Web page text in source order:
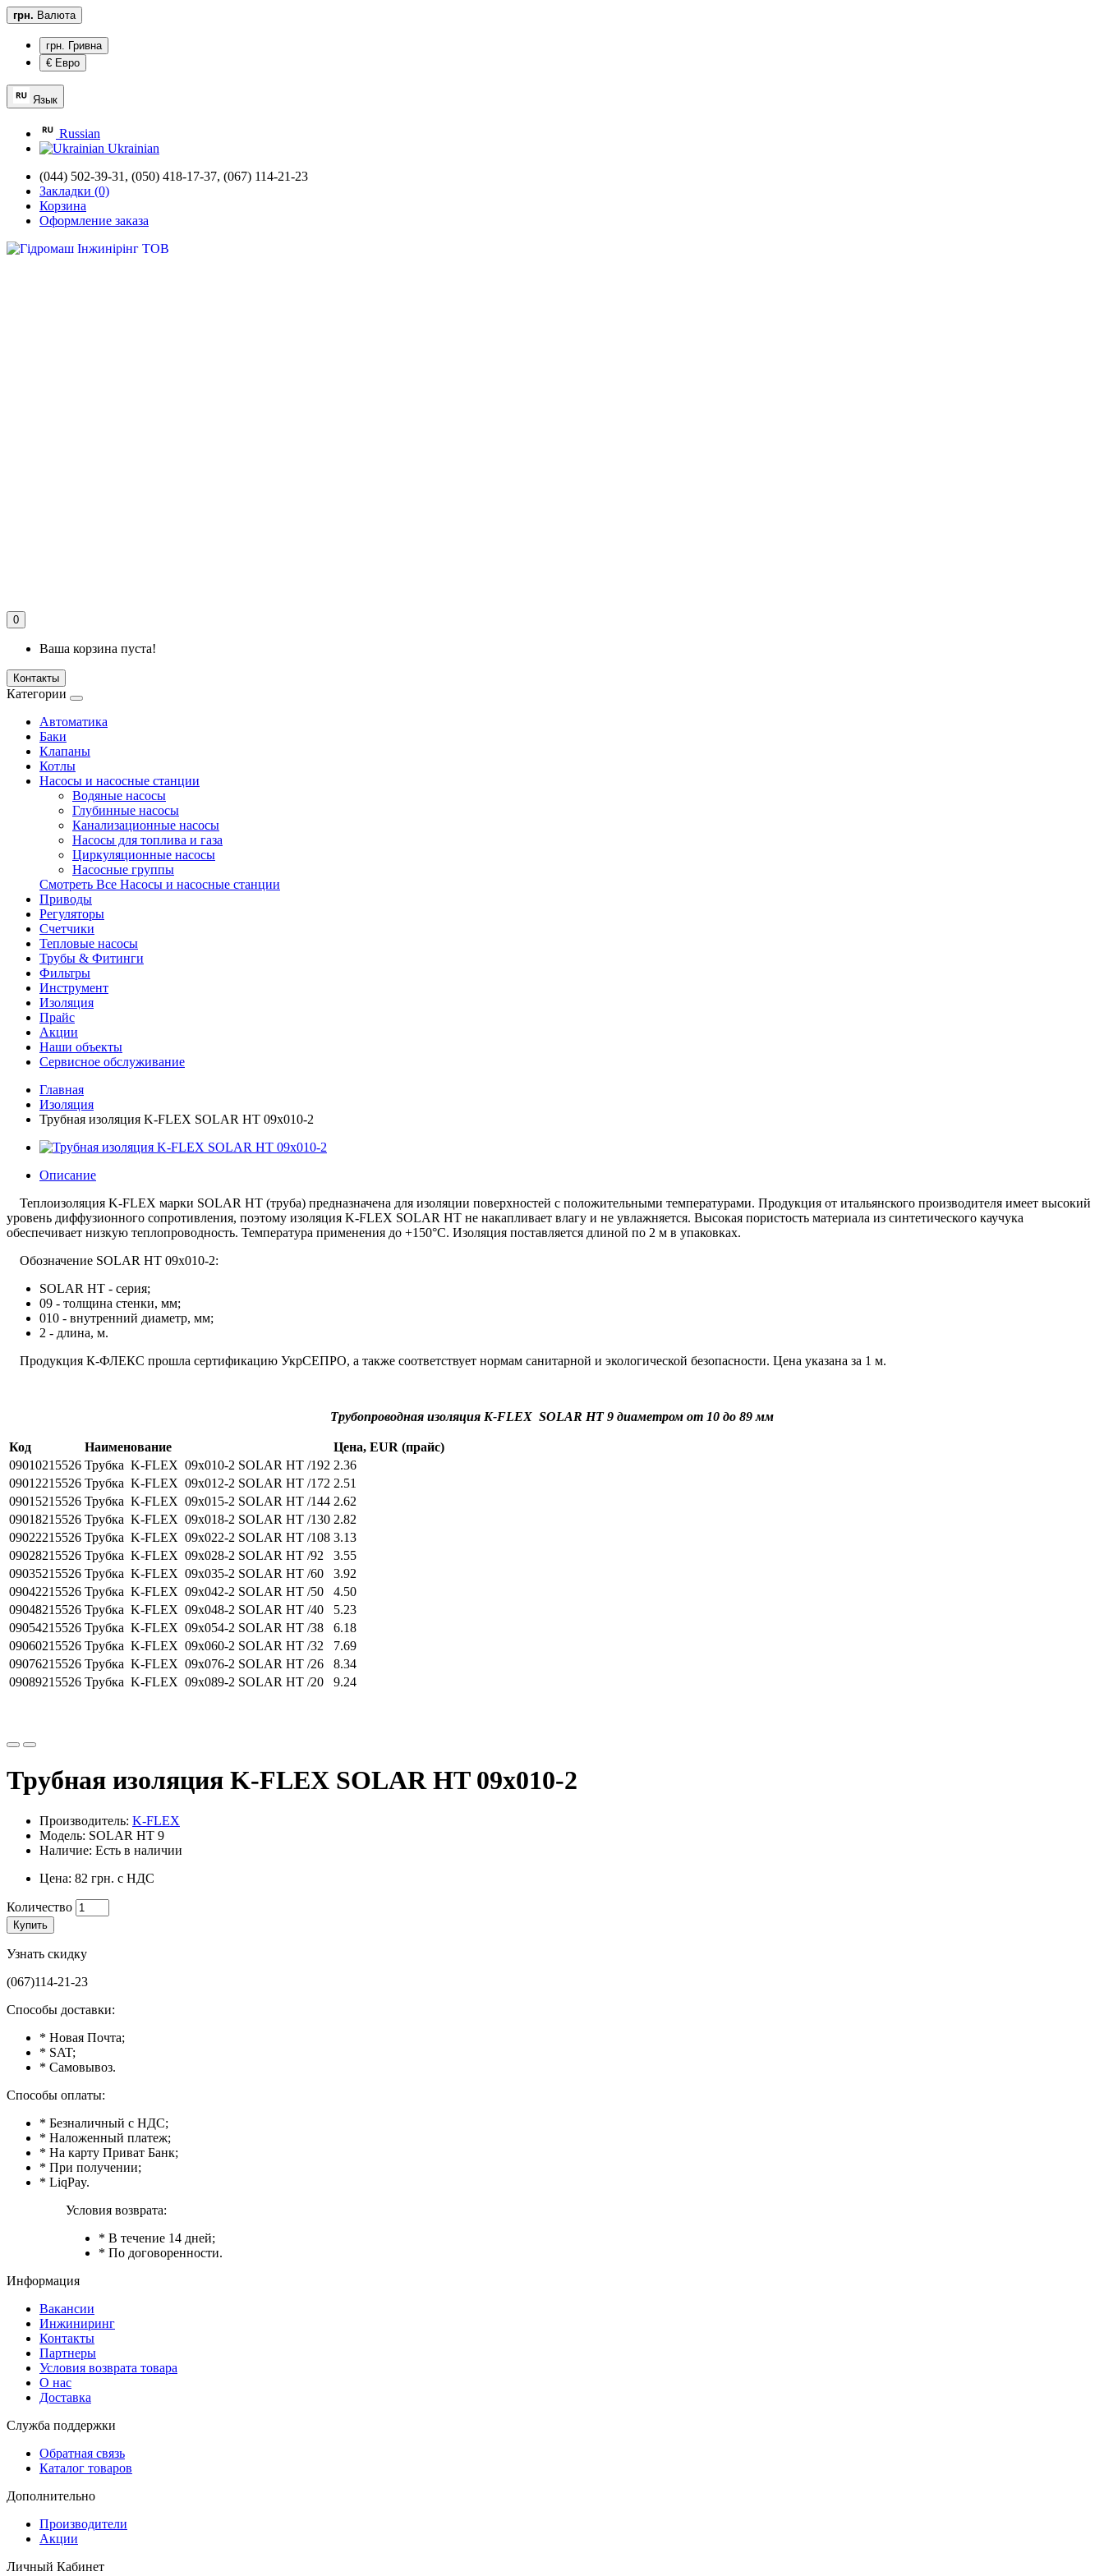
грн. Валюта
грн. Гривна
€ Евро
Язык
Russian
Ukrainian
(044) 502-39-31, (050) 418-17-37, (067) 114-21-23
Закладки (0)
Корзина
Оформление заказа
0
Ваша корзина пуста!
Контакты
Категории
Автоматика
Баки
Клапаны
Котлы
Насосы и насосные станции
Водяные насосы
Глубинные насосы
Канализационные насосы
Насосы для топлива и газа
Циркуляционные насосы
Насосные группы
Смотреть Все Насосы и насосные станции
Приводы
Регуляторы
Счетчики
Тепловые насосы
Трубы & Фитинги
Фильтры
Инструмент
Изоляция
Прайс
Акции
Наши объекты
Сервисное обслуживание
Главная
Изоляция
Трубная изоляция K-FLEX SOLAR HT 09x010-2
Описание
Теплоизоляция K-FLEX марки SOLAR HT (труба) предназначена для изоляции поверхностей c положительными температурами. Продукция от итальянского производителя имеет высокий
уровень диффузионного сопротивления, поэтому изоляция K-FLEX SOLAR HT не накапливает влагу и не увлажняется. Высокая пористость материала из синтетического каучука
обеспечивает низкую теплопроводность. Температура применения до +1 50°С. Изоляция поставляется длиной по 2 м в упаковках.
Обозначение SOLAR HT 09x010-2:
SOLAR HT - серия;
09 - толщина стенки, мм;
010 - внутренний диаметр, мм;
2 - длина, м.
Продукция К-ФЛЕКС прошла сертификацию УкрСЕПРО, а также соответствует нормам санитарной и экологической безопасности. Цена указана за 1 м.
Трубопроводная изоляция K-FLEX SOLAR HT 9 диаметром от 10 до 89 мм
Код Наименование
Цена, EUR (прайс)
09010215526 Трубка K-FLEX 09x010-2 SOLAR HT /192 2.36
09012215526 Трубка K-FLEX 09x012-2 SOLAR HT /172 2.51
09015215526 Трубка K-FLEX 09x015-2 SOLAR HT /144 2.62
09018215526 Трубка K-FLEX 09x018-2 SOLAR HT /130 2.82
09022215526 Трубка K-FLEX 09x022-2 SOLAR HT /108 3.13
09028215526 Трубка K-FLEX 09x028-2 SOLAR HT /92
3.55
09035215526 Трубка K-FLEX 09x035-2 SOLAR HT /60
3.92
09042215526 Трубка K-FLEX 09x042-2 SOLAR HT /50
4.50
09048215526 Трубка K-FLEX 09x048-2 SOLAR HT /40
5.23
09054215526 Трубка K-FLEX 09x054-2 SOLAR HT /38
6.18
09060215526 Трубка K-FLEX 09x060-2 SOLAR HT /32
7.69
09076215526 Трубка K-FLEX 09x076-2 SOLAR HT /26
8.34
09089215526 Трубка K-FLEX 09x089-2 SOLAR HT /20 9.24
Трубная изоляция K-FLEX SOLAR HT 09x010-2
Производитель: K-FLEX
Модель: SOLAR HT 9
Наличие: Есть в наличии
Цена: 82 грн. с НДС
Количество
Купить
Узнать скидку
(067)114-21-23
Способы доставки:
* Новая Почта;
* SAT;
* Самовывоз.
Способы оплаты:
* Безналичный с НДС;
* Наложенный платеж;
* На карту Приват Банк;
* При получении;
* LiqPay.
Условия возврата:
* В течение 14 дней;
* По договоренности.
Информация
Вакансии
Инжиниринг
Контакты
Партнеры
Условия возврата товара
О нас
Доставка
Служба поддержки
Обратная связь
Каталог товаров
Дополнительно
Производители
Акции
Личный Кабинет